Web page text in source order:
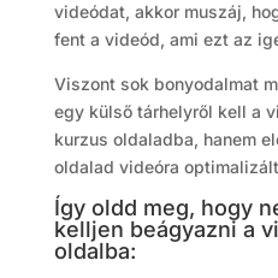
videódat, akkor muszáj,
fent a videód, ami ezt az
Viszont sok bonyodalmat
egy külső tárhelyről kell a
kurzus oldaladba, hanem
oldalad videóra
Így oldd meg, hogy
kelljen beágyazni a
oldalba: